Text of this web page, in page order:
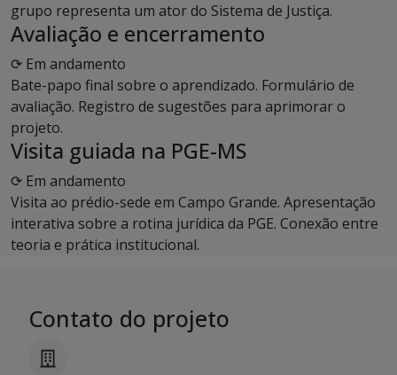
grupo representa um ator do Sistema de Justiça.
Avaliação e encerramento
⟳ Em andamento
Bate-papo final sobre o aprendizado. Formulário de
avaliação. Registro de sugestões para aprimorar o
projeto.
Visita guiada na PGE-MS
⟳ Em andamento
Visita ao prédio-sede em Campo Grande. Apresentação
interativa sobre a rotina jurídica da PGE. Conexão entre
teoria e prática institucional.
Contato do projeto